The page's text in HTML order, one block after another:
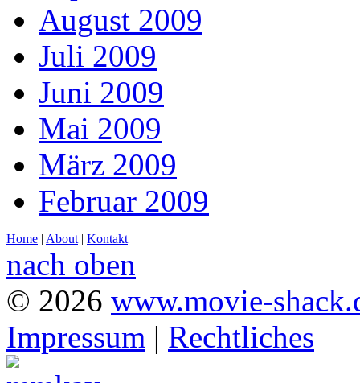
August 2009
Juli 2009
Juni 2009
Mai 2009
März 2009
Februar 2009
Home | About | Kontakt
nach oben
© 2026 www.movie-
Impressum | Rechtliches